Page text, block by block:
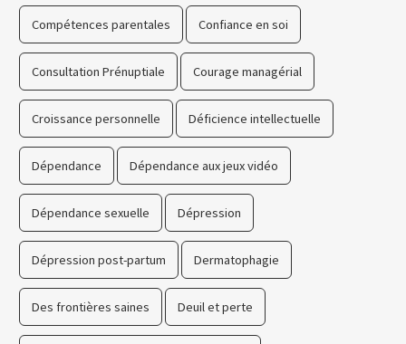
Compétences parentales Confiance en soi
Consultation Prénuptiale Courage managérial
Croissance personnelle Déficience intellectuelle
Dépendance Dépendance aux jeux vidéo
Dépendance sexuelle Dépression
Dépression post-partum Dermatophagie
Des frontières saines Deuil et perte